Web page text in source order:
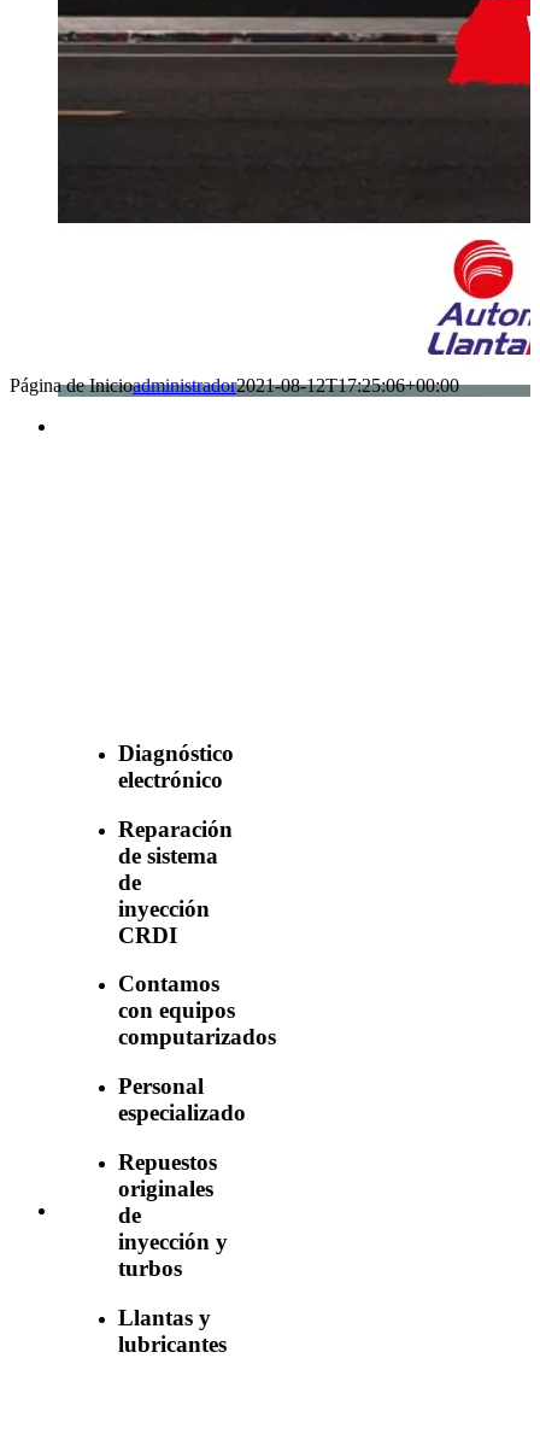
Página de Inicioadministrador2021-08-12T17:25:06+00:00
Diagnóstico
electrónico
Reparación
de sistema
de
inyección
CRDI
Contamos
con equipos
computarizados
Personal
especializado
Repuestos
originales
de
inyección y
turbos
Llantas y
lubricantes